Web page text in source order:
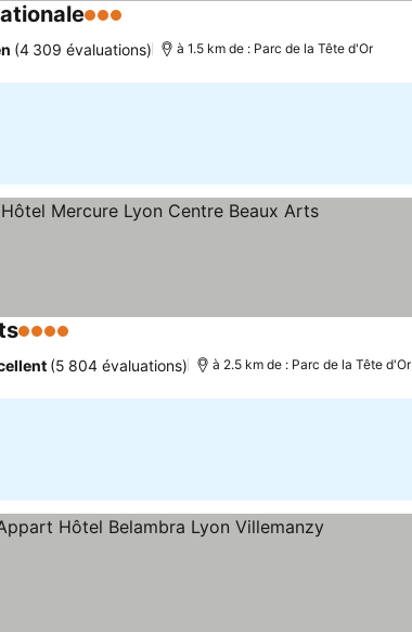
3 Étoiles
(4 309 évaluations) à 1.5 km de : Parc de la Tête d'Or
4 Étoiles
(5 804 évaluations) à 2.5 km de : Parc de la Tête d'Or